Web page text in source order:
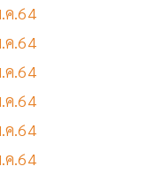
ค.64
ค.64
ค.64
ค.64
ค.64
ค.64